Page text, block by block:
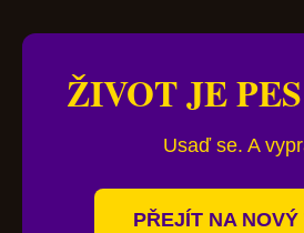
ŽIVOT JE PES
Usaď se. A
PŘEJÍT NA